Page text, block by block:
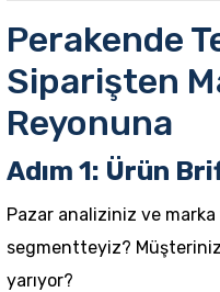
Perakende
Siparişten
Reyonuna
Adım 1: Ürün
Pazar analiziniz ve
segmentteyiz?
yarıyor?